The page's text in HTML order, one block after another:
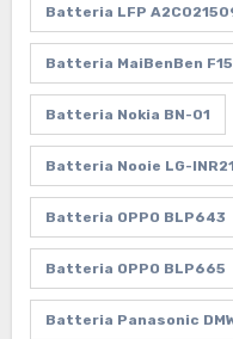
Batteria LFP
Batteria MaiBenBen F15
Batteria Nokia BN-01
Batteria Nooie LG-
Batteria OPPO BLP643
Batteria OPPO BLP665
Batteria Panasonic